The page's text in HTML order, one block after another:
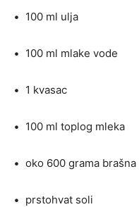
• 100 ml ulja
• 100 ml mlake vode
• 1 kvasac
• 100 ml toplog mleka
• oko 600 grama brašna
• prstohvat soli